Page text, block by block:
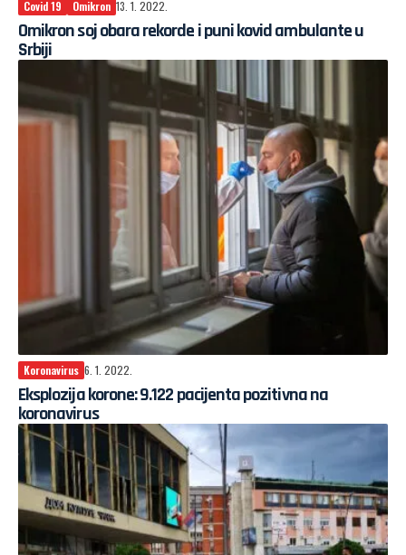
Covid 19 Omikron 13. 1. 2022.
Omikron soj obara rekorde i puni kovid ambulante u
Srbiji
Koronavirus 6. 1. 2022.
Eksplozija korone: 9.122 pacijenta pozitivna na
koronavirus